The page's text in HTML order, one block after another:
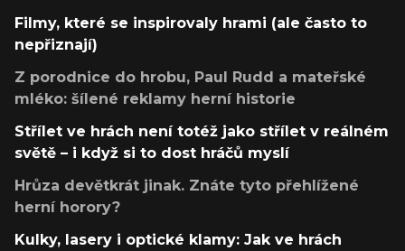
Filmy, které se inspirovaly hrami (ale často to
nepřiznají)
Z porodnice do hrobu, Paul Rudd a mateřské
mléko: šílené reklamy herní historie
Střílet ve hrách není totéž jako střílet v reálném
světě – i když si to dost hráčů myslí
Hrůza devětkrát jinak. Znáte tyto přehlížené
herní horory?
Kulky, lasery i optické klamy: Jak ve hrách